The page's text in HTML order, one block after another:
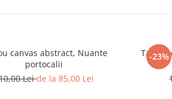
canvas abstract, Nuante
portocalii
Leide la 85,00 Lei
-23%
Tablou